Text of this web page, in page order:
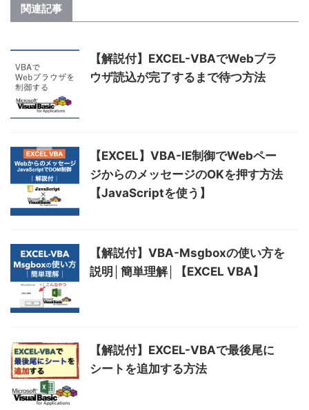
関連記事
【解説付】EXCEL-VBAでWebブラ
ウザ読込が完了するまで待つ方法
【EXCEL】VBA-IE制御でWebペー
ジからのメッセージのOKを押す方法
【JavaScriptを使う】
【解説付】VBA-Msgboxの使い方を
説明│簡単理解│【EXCEL VBA】
【解説付】EXCEL-VBAで最後尾に
シートを追加する方法